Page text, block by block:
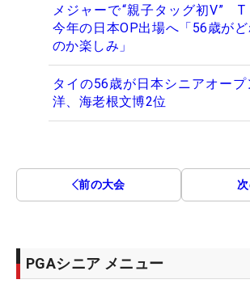
メジャーで“親子タッグ初V” T
今年の日本OP出場へ「56歳が
のか楽しみ」
タイの56歳が日本シニアオー
洋、海老根文博2位
前の大会
PGAシニア メニュー